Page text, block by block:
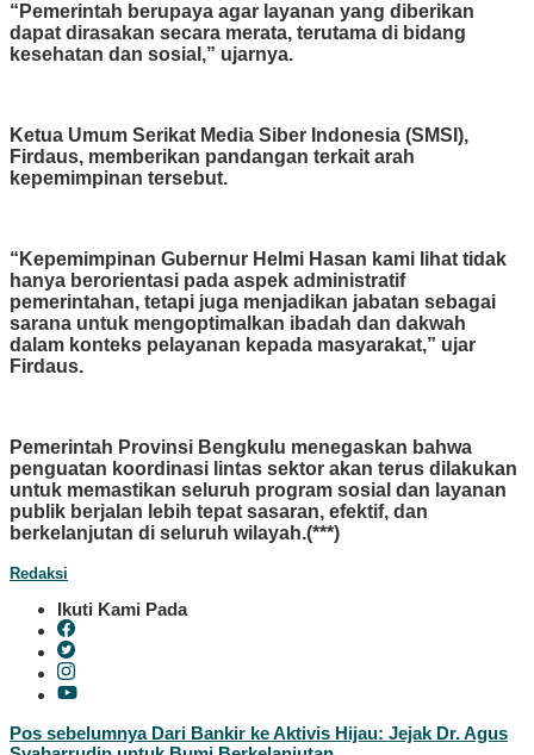
“Pemerintah berupaya agar layanan yang diberikan
dapat dirasakan secara merata, terutama di bidang
kesehatan dan sosial,” ujarnya.
Ketua Umum Serikat Media Siber Indonesia (SMSI),
Firdaus, memberikan pandangan terkait arah
kepemimpinan tersebut.
“Kepemimpinan Gubernur Helmi Hasan kami lihat tidak
hanya berorientasi pada aspek administratif
pemerintahan, tetapi juga menjadikan jabatan sebagai
sarana untuk mengoptimalkan ibadah dan dakwah
dalam konteks pelayanan kepada masyarakat,” ujar
Firdaus.
Pemerintah Provinsi Bengkulu menegaskan bahwa
penguatan koordinasi lintas sektor akan terus dilakukan
untuk memastikan seluruh program sosial dan layanan
publik berjalan lebih tepat sasaran, efektif, dan
berkelanjutan di seluruh wilayah.(***)
Redaksi
Ikuti Kami Pada
Navigasi
Pos sebelumnyaDari Bankir ke Aktivis Hijau: Jejak Dr. Agus